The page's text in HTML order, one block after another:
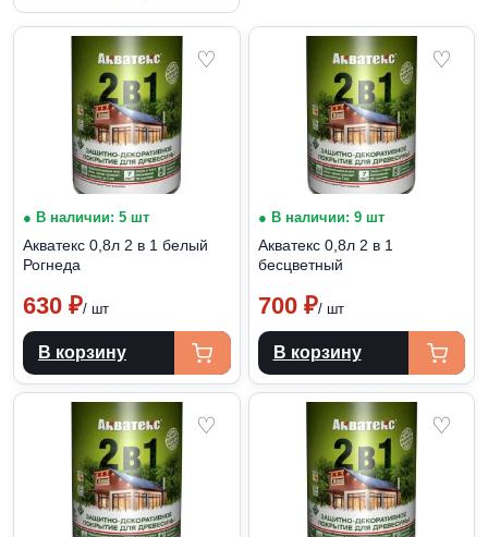
♡
● В наличии: 5 шт
Акватекс 0,8л 2 в 1 белый
Рогнеда
630 ₽/ шт
В корзину
♡
● В наличии: 9 шт
Акватекс 0,8л 2 в 1
бесцветный
700 ₽/ шт
В корзину
♡ ♡